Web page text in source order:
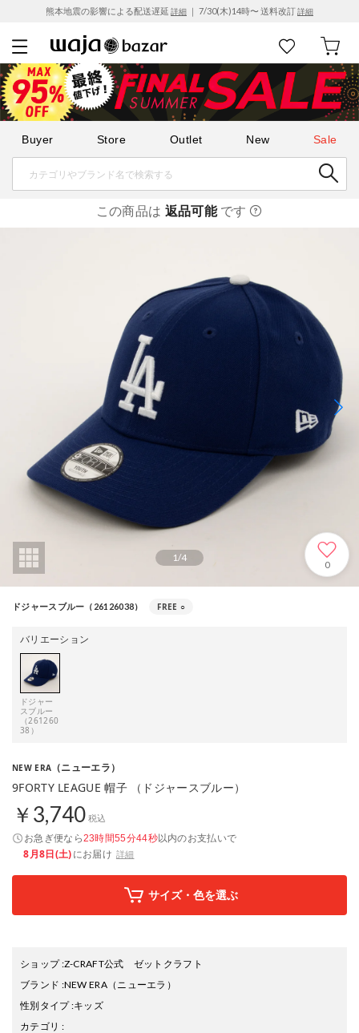
熊本地震の影響による配送遅延 詳細 ｜ 7/30(木)14時〜 送料改訂詳細
Buyer Store Outlet New Sale
この商品は 返品可能です
1/4
0
ドジャースブルー（26126038） FREE ○
バリエーション
ドジャー
スブルー
（261260
38）
NEW ERA （ニューエラ）
9FORTY LEAGUE 帽子 （ドジャースブルー）
￥3,740 税込
お急ぎ便なら23時間55分43秒以内のお支払いで
8月8日(土)にお届け 詳細
サイズ・色を選ぶ
ショップ:Z-CRAFT公式 ゼットクラフト
ブランド :NEW ERA（ニューエラ）
性別タイプ:キッズ
カテゴリ :